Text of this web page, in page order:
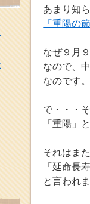
あまり知
「重陽の
なぜ９月
なので、
なのです。
で・・・
「重陽」
それはま
「延命長
と言われま